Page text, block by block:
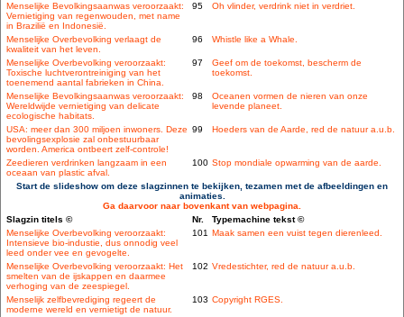
Menselijke Bevolkingsaanwas veroorzaakt:
Vernietiging van regenwouden, met name
in Brazilië en Indonesië.
95 Oh vlinder, verdrink niet in verdriet.
Menselijke Overbevolking verlaagt de
kwaliteit van het leven.
96 Whistle like a Whale.
Menselijke Overbevolking veroorzaakt:
Toxische luchtverontreiniging van het
toenemend aantal fabrieken in China.
97
Geef om de toekomst, bescherm de
toekomst.
Menselijke Bevolkingsaanwas veroorzaakt:
Wereldwijde vernietiging van delicate
ecologische habitats.
98
Oceanen vormen de nieren van onze
levende planeet.
USA: meer dan 300 miljoen inwoners. Deze
bevolingsexplosie zal onbestuurbaar
worden. America ontbeert zelf-controle!
99 Hoeders van de Aarde, red de natuur a.u.b.
Zeedieren verdrinken langzaam in een
oceaan van plastic afval.
100 Stop mondiale opwarming van de aarde.
Start de slideshow om deze slagzinnen te bekijken, tezamen met de afbeeldingen en
animaties.
Ga daarvoor naar bovenkant van webpagina.
Slagzin titels ©
Nr.
Typemachine tekst ©
Menselijke Overbevolking veroorzaakt:
Intensieve bio-industie, dus onnodig veel
leed onder vee en gevogelte.
101 Maak samen een vuist tegen dierenleed.
Menselijke Overbevolking veroorzaakt: Het
smelten van de ijskappen en daarmee
verhoging van de zeespiegel.
102 Vredestichter, red de natuur a.u.b.
Menselijk zelfbevrediging regeert de
moderne wereld en vernietigt de natuur.
103 Copyright RGES.